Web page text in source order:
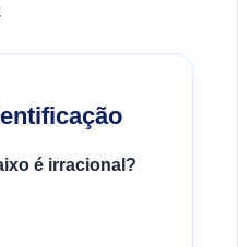
é irracional?